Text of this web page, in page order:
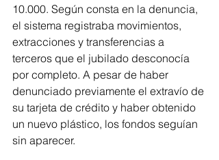
10.000. Según consta en la denuncia,
el sistema registraba movimientos,
extracciones y transferencias a
terceros que el jubilado desconocía
por completo. A pesar de haber
denunciado previamente el extravío de
su tarjeta de crédito y haber obtenido
un nuevo plástico, los fondos seguían
sin aparecer.